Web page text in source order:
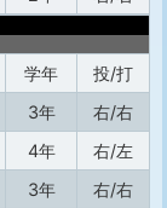
学年
投/打
3年
右/右
4年
右/左
3年
右/右